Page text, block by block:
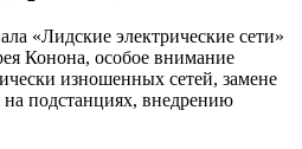
«Лидские электрические сети»
Конона, особое внимание
изношенных сетей, замене
на подстанциях, внедрению